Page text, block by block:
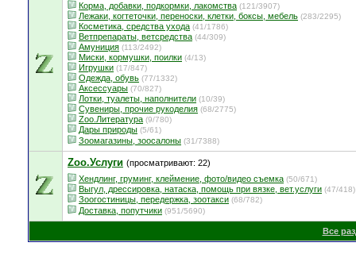
Корма, добавки, подкормки, лакомства (121/3907)
Лежаки, когтеточки, переноски, клетки, боксы, мебель (283/2295)
Косметика, средства ухода (41/1786)
Ветпрепараты, ветсредства (44/309)
Амуниция (113/2492)
Миски, кормушки, поилки (4/13)
Игрушки (17/847)
Одежда, обувь (77/1332)
Аксессуары (70/827)
Лотки, туалеты, наполнители (10/39)
Сувениры, прочие рукоделия (68/2775)
Zoo.Литература (9/780)
Дары природы (5/61)
Зоомагазины, зоосалоны (31/7388)
Zoo.Услуги (просматривают: 22)
Хендлинг, груминг, клеймение, фото/видео съемка (50/671)
Выгул, дрессировка, натаска, помощь при вязке, вет.услуги (47/418)
Зоогостиницы, передержка, зоотакси (68/782)
Доставка, попутчики (951/5690)
Все